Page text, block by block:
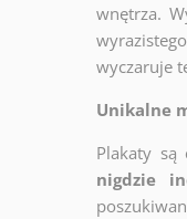
wnętrza.
wyczaruje
Unikalne
Plakaty są
nigdzie